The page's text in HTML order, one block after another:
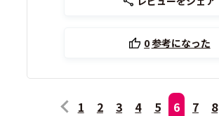
0参考になった
1 2 3 4 5 6 7 8